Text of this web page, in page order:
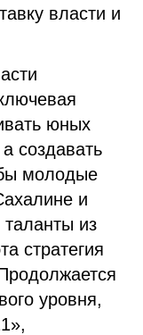
власти и
юных
создавать
молодые
и
таланты из
стратегия
уровня,